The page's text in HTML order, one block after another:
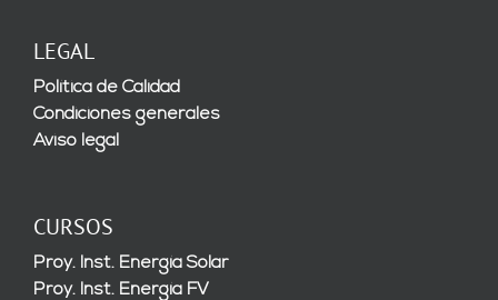
LEGAL
Política de Calidad
Condiciones generales
Aviso legal
CURSOS
Proy. Inst. Energía Solar
Proy. Inst. Energía FV